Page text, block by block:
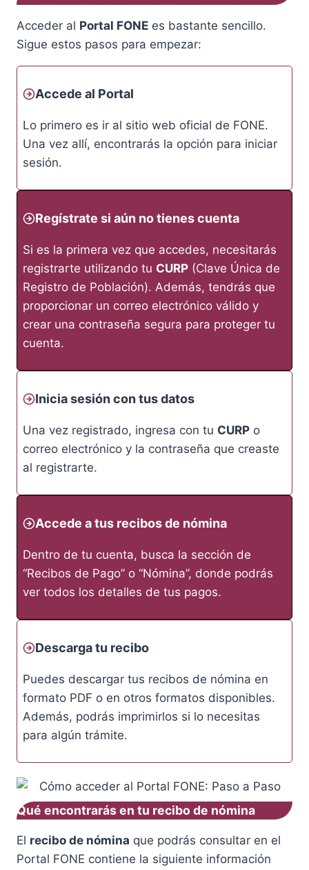
Acceder al Portal FONE es bastante sencillo.
Sigue estos pasos para empezar:
Accede al Portal
Lo primero es ir al sitio web oficial de FONE.
Una vez allí, encontrarás la opción para iniciar
sesión.
Regístrate si aún no tienes cuenta
Si es la primera vez que accedes, necesitarás
registrarte utilizando tu CURP (Clave Única de
Registro de Población). Además, tendrás que
proporcionar un correo electrónico válido y
crear una contraseña segura para proteger tu
cuenta.
Inicia sesión con tus datos
Una vez registrado, ingresa con tu CURP o
correo electrónico y la contraseña que creaste
al registrarte.
Accede a tus recibos de nómina
Dentro de tu cuenta, busca la sección de
“Recibos de Pago” o “Nómina”, donde podrás
ver todos los detalles de tus pagos.
Descarga tu recibo
Puedes descargar tus recibos de nómina en
formato PDF o en otros formatos disponibles.
Además, podrás imprimirlos si lo necesitas
para algún trámite.
Qué encontrarás en tu recibo de nómina
El recibo de nómina que podrás consultar en el
Portal FONE contiene la siguiente información